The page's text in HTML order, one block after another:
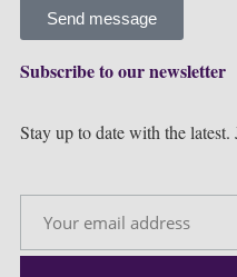
Send message
Subscribe to our newsletter
Stay up to date with the